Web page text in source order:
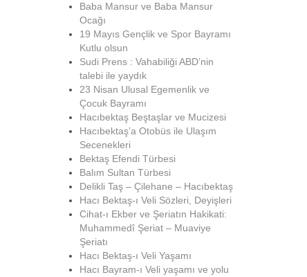
Baba Mansur ve Baba Mansur
Ocağı
19 Mayıs Gençlik ve Spor Bayramı
Kutlu olsun
Sudi Prens : Vahabiliği ABD’nin
talebi ile yaydık
23 Nisan Ulusal Egemenlik ve
Çocuk Bayramı
Hacıbektaş Beştaşlar ve Mucizesi
Hacıbektaş’a Otobüs ile Ulaşım
Secenekleri
Bektaş Efendi Türbesi
Balım Sultan Türbesi
Delikli Taş – Çilehane – Hacıbektaş
Hacı Bektaş-ı Veli Sözleri, Deyişleri
Cihat-ı Ekber ve Şeriatın Hakikati:
Muhammedî Şeriat – Muaviye
Şeriatı
Hacı Bektaş-ı Veli Yaşamı
Hacı Bayram-ı Veli yaşamı ve yolu